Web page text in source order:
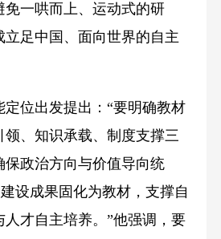
免一哄而上、运动式的研
立足中国、面向世界的自主
位出发提出：“要明确教材
领、知识承载、制度支撑三
保政治方向与价值导向统
设成果固化为教材，支撑自
人才自主培养。”他强调，要